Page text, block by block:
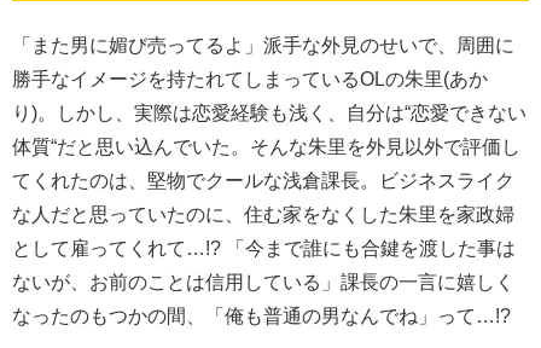
「また男に媚び売ってるよ」派手な外見のせいで、周囲に
勝手なイメージを持たれてしまっているOLの朱里(あか
り)。しかし、実際は恋愛経験も浅く、自分は“恋愛できない
体質“だと思い込んでいた。そんな朱里を外見以外で評価し
てくれたのは、堅物でクールな浅倉課長。ビジネスライク
な人だと思っていたのに、住む家をなくした朱里を家政婦
として雇ってくれて…!? 「今まで誰にも合鍵を渡した事は
ないが、お前のことは信用している」課長の一言に嬉しく
なったのもつかの間、「俺も普通の男なんでね」って…!?